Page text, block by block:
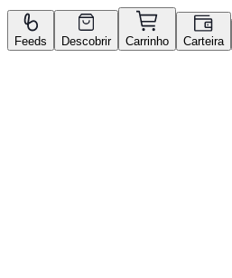
Feeds Descobrir Carrinho Carteira